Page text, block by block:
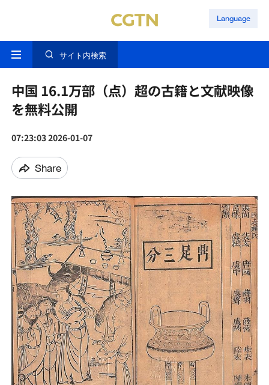
Language
サイト内検索
中国 16.1万部（点）超の古籍と文献映像
を無料公開
07:23:03 2026-01-07
Share